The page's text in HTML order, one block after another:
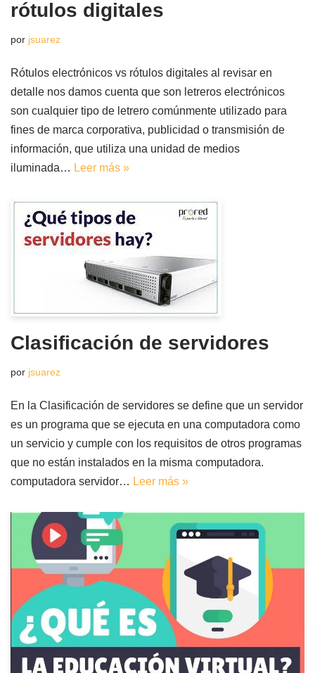
rótulos digitales
por jsuarez
Rótulos electrónicos vs rótulos digitales al revisar en
detalle nos damos cuenta que son letreros electrónicos
son cualquier tipo de letrero comúnmente utilizado para
fines de marca corporativa, publicidad o transmisión de
información, que utiliza una unidad de medios
iluminada… Leer más »
Clasificación de servidores
por jsuarez
En la Clasificación de servidores se define que un servidor
es un programa que se ejecuta en una computadora como
un servicio y cumple con los requisitos de otros programas
que no están instalados en la misma computadora.
computadora servidor… Leer más »